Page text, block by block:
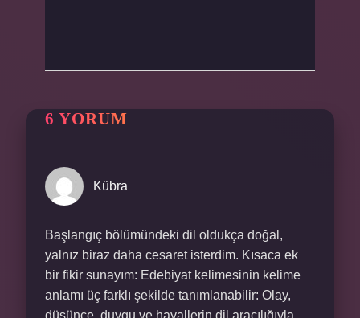
6 YORUM
Kübra
Başlangıç bölümündeki dil oldukça doğal,
yalnız biraz daha cesaret isterdim. Kısaca ek
bir fikir sunayım: Edebiyat kelimesinin kelime
anlamı üç farklı şekilde tanımlanabilir: Olay,
düşünce, duygu ve hayallerin dil aracılığıyla